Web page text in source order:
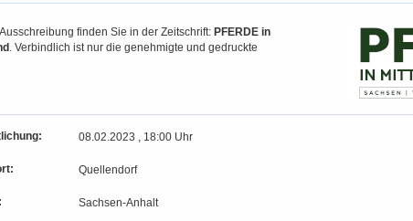
finden Sie in der Zeitschrift: PFERDE in
. Verbindlich ist nur die genehmigte und gedruckte
08.02.2023 , 18:00 Uhr
Quellendorf
Sachsen-Anhalt